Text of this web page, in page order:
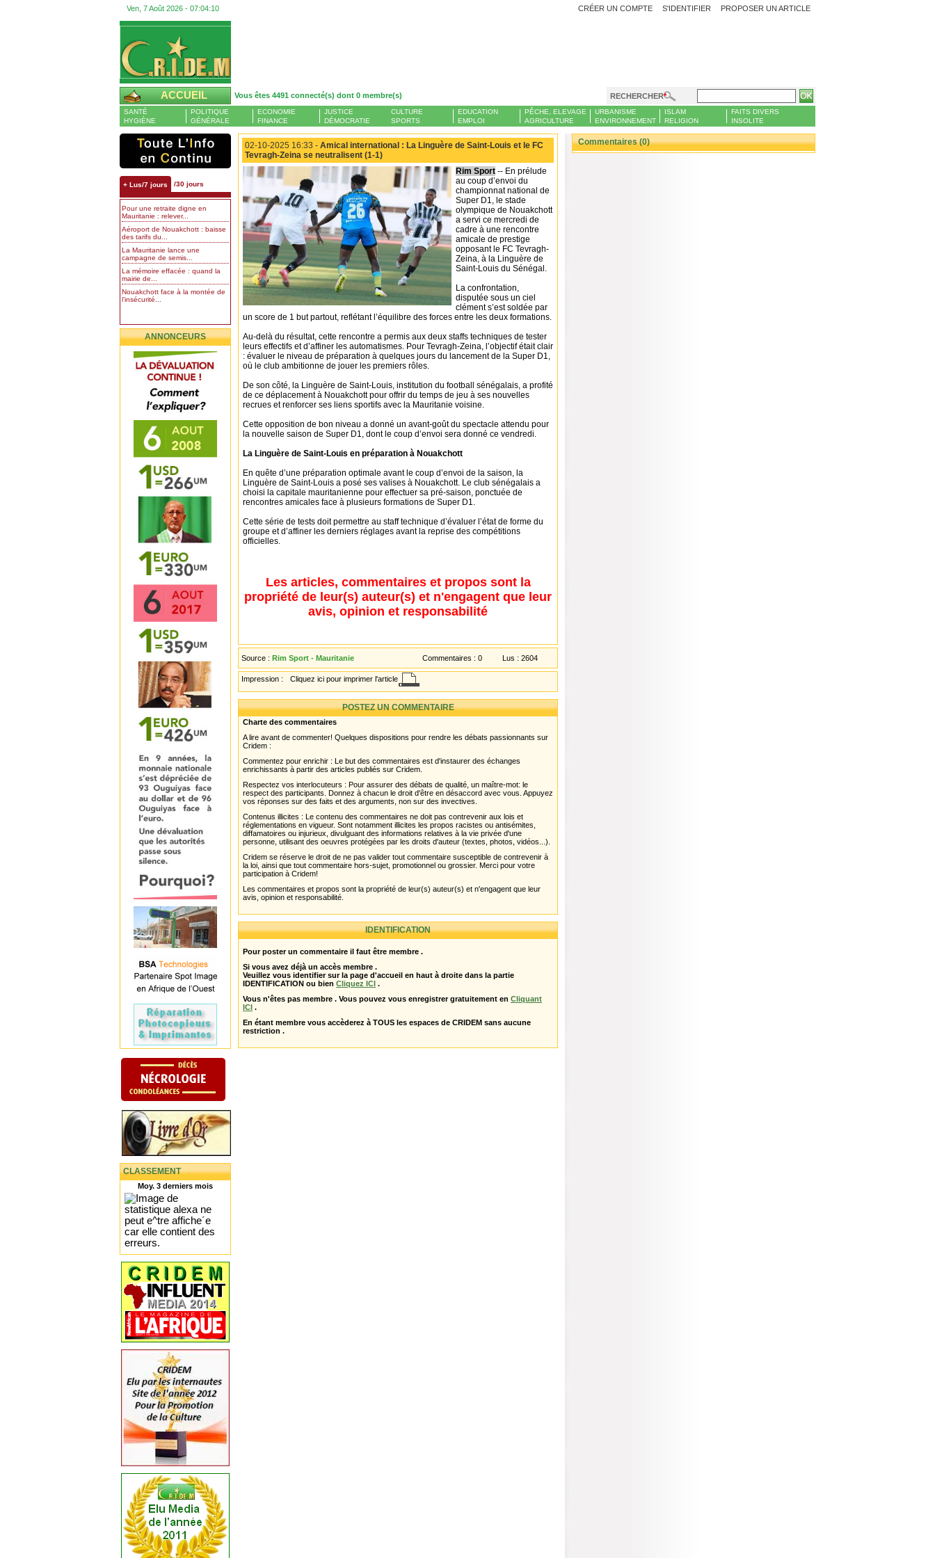
Ven, 7 Août 2026 - 07:04:11 PROPOSER UN ARTICLE
CRÉER UN COMPTE S'IDENTIFIER
ACCUEIL Vous êtes 4491 connecté(s) dont 0 membre(s) RECHERCHER
SANTÉ
HYGIÈNE
POLITIQUE
GÉNÉRALE
ECONOMIE
FINANCE
JUSTICE
DÉMOCRATIE
CULTURE
SPORTS
EDUCATION
EMPLOI
PÊCHE, ELEVAGE
AGRICULTURE
URBANISME
ENVIRONNEMENT
ISLAM
RELIGION
FAITS DIVERS
INSOLITE
+ Lus/7 jours /30 jours
Pour une retraite digne en
Mauritanie : relever...
Aéroport de Nouakchott : baisse
des tarifs du...
La Mauritanie lance une
campagne de semis...
La mémoire effacée : quand la
mairie de...
Nouakchott face à la montée de
l’insécurité...
ANNONCEURS
CLASSEMENT
Moy. 3 derniers mois
02-10-2025 16:33 - Amical international : La Linguère de Saint-Louis et le FC
Tevragh-Zeina se neutralisent (1-1)
Rim Sport -- En prélude
au coup d’envoi du
championnat national de
Super D1, le stade
olympique de Nouakchott
a servi ce mercredi de
cadre à une rencontre
amicale de prestige
opposant le FC Tevragh-
Zeina, à la Linguère de
Saint-Louis du Sénégal.
La confrontation,
disputée sous un ciel
clément s’est soldée par
un score de 1 but partout, reflétant l’équilibre des forces entre les deux formations.
Au-delà du résultat, cette rencontre a permis aux deux staffs techniques de tester
leurs effectifs et d’affiner les automatismes. Pour Tevragh-Zeina, l’objectif était clair
: évaluer le niveau de préparation à quelques jours du lancement de la Super D1,
où le club ambitionne de jouer les premiers rôles.
De son côté, la Linguère de Saint-Louis, institution du football sénégalais, a profité
de ce déplacement à Nouakchott pour offrir du temps de jeu à ses nouvelles
recrues et renforcer ses liens sportifs avec la Mauritanie voisine.
Cette opposition de bon niveau a donné un avant-goût du spectacle attendu pour
la nouvelle saison de Super D1, dont le coup d’envoi sera donné ce vendredi.
La Linguère de Saint-Louis en préparation à Nouakchott
En quête d’une préparation optimale avant le coup d’envoi de la saison, la
Linguère de Saint-Louis a posé ses valises à Nouakchott. Le club sénégalais a
choisi la capitale mauritanienne pour effectuer sa pré-saison, ponctuée de
rencontres amicales face à plusieurs formations de Super D1.
Cette série de tests doit permettre au staff technique d’évaluer l’état de forme du
groupe et d’affiner les derniers réglages avant la reprise des compétitions
officielles.
Les articles, commentaires et propos sont la
propriété de leur(s) auteur(s) et n'engagent que leur
avis, opinion et responsabilité
Source : Rim Sport - Mauritanie Commentaires : 0 Lus : 2604
Impression : Cliquez ici pour imprimer l'article
POSTEZ UN COMMENTAIRE
Charte des commentaires
A lire avant de commenter! Quelques dispositions pour rendre les débats passionnants sur
Cridem :
Commentez pour enrichir : Le but des commentaires est d'instaurer des échanges
enrichissants à partir des articles publiés sur Cridem.
Respectez vos interlocuteurs : Pour assurer des débats de qualité, un maître-mot: le
respect des participants. Donnez à chacun le droit d'être en désaccord avec vous. Appuyez
vos réponses sur des faits et des arguments, non sur des invectives.
Contenus illicites : Le contenu des commentaires ne doit pas contrevenir aux lois et
réglementations en vigueur. Sont notamment illicites les propos racistes ou antisémites,
diffamatoires ou injurieux, divulguant des informations relatives à la vie privée d'une
personne, utilisant des oeuvres protégées par les droits d'auteur (textes, photos, vidéos...).
Cridem se réserve le droit de ne pas valider tout commentaire susceptible de contrevenir à
la loi, ainsi que tout commentaire hors-sujet, promotionnel ou grossier. Merci pour votre
participation à Cridem!
Les commentaires et propos sont la propriété de leur(s) auteur(s) et n'engagent que leur
avis, opinion et responsabilité.
IDENTIFICATION
Pour poster un commentaire il faut être membre .
Si vous avez déjà un accès membre .
Veuillez vous identifier sur la page d'accueil en haut à droite dans la partie
IDENTIFICATION ou bien Cliquez ICI .
Vous n'êtes pas membre . Vous pouvez vous enregistrer gratuitement en Cliquant
ICI .
En étant membre vous accèderez à TOUS les espaces de CRIDEM sans aucune
restriction .
Commentaires (0)